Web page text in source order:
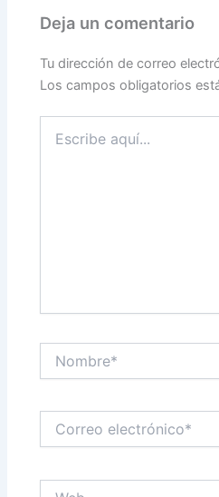
Deja un comentario
Tu dirección de correo
Los campos obligatorios
aquí...
electrónico*